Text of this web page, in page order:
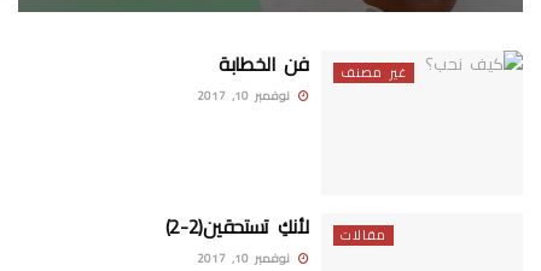
غير مصنف فن الخطابة
نوفمبر 10, 2017
مقالات لأنكِ تستحقين(2-2)
نوفمبر 10, 2017